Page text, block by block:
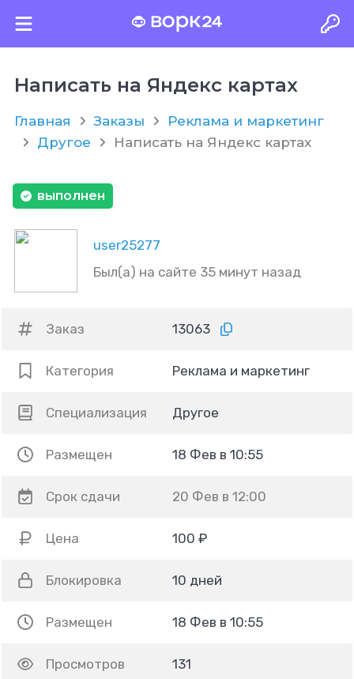
Написать на Яндекс картах
Главная Заказы
Реклама и маркетинг
Другое
Написать на Яндекс картах
user25277
Был(а) на сайте 35 минут назад
выполнен
Заказ 13063
Категория Реклама и маркетинг
Специализация Другое
Размещен 18 Фев в 10:55
Срок сдачи 20 Фев в 12:00
Цена 100 ₽
Блокировка 10 дней
Размещен 18 Фев в 10:55
Просмотров 131